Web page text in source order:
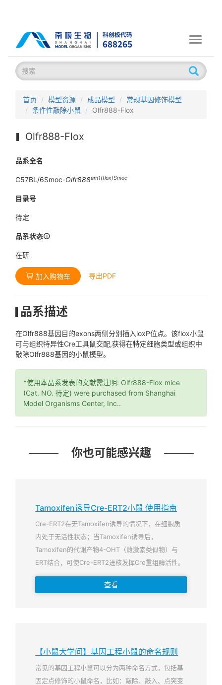
Toggle
首页 模型资源 成品模型
常规基因修饰模型
条件性敲除小鼠
Olfr888-Flox
Olfr888-Flox
品系全名
C57BL/6Smoc-Olfr888em1(flox)Smoc
目录号
待定
品系状态
在研
加入购物车 导出PDF
品系描述
在Olfr888基因目的exons两侧分别插入loxP位点。该flox小鼠
可与组织特异性Cre工具鼠交配,获得在特定细胞类型或组织中
敲除Olfr888基因的小鼠模型。
*使用本品系发表的文献需注明: Olfr888-Flox mice
(Cat. NO. 待定) were purchased from Shanghai
Model Organisms Center, Inc..
你也可能感兴趣
Tamoxifen诱导Cre-ERT2小鼠 使用指南
Cre-ERT2在无Tamoxifen诱导的情况下，在细胞质
内处于无活性状态；当Tamoxifen诱导后，
Tamoxifen的代谢产物4-OHT（雌激素类似物）与
ERT结合，可使Cre-ERT2进核发挥Cre重组酶活性。
查看
【小鼠大学问】基因工程小鼠的命名规则
常见的基因工程小鼠可以分为两种命名方式，包括基
因定点修饰的小鼠命名，比如：敲除、敲入、点突变